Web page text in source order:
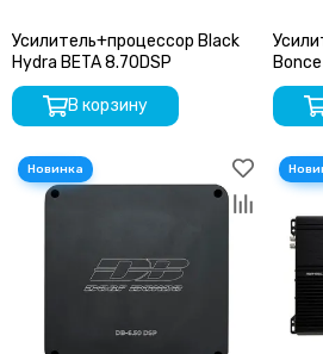
Усилитель+процессор Black
Hydra BETA 8.70DSP
В корзину